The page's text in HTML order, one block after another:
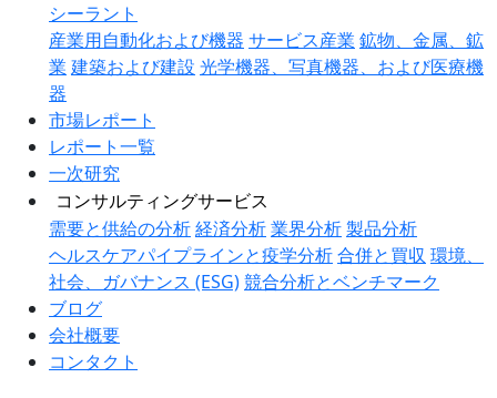
シーラント
産業用自動化および機器 サービス産業 鉱物、金属、鉱
業 建築および建設 光学機器、写真機器、および医療機
器
市場レポート
レポート一覧
一次研究
コンサルティングサービス
需要と供給の分析経済分析業界分析製品分析
ヘルスケアパイプラインと疫学分析合併と買収 環境、
社会、ガバナンス (ESG)競合分析とベンチマーク
ブログ
会社概要
コンタクト